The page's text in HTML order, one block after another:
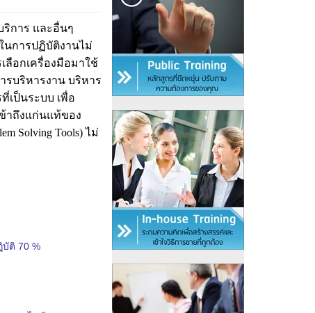
ริการ และอื่นๆ
นการปฏิบัติงานไม่
ลือกเครื่องมือมาใช้
รบริหารงาน บริหาร
เป็นระบบ เพื่อ
าถึงแก่นแท้ของ
Solving Tools)ไม่
บัติ 70 %